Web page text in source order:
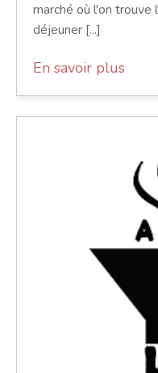
marché où l'on
déjeuner [...]
En savoir plus